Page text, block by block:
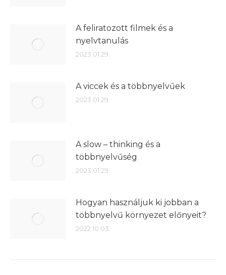
A feliratozott filmek és a
nyelvtanulás
2023.01.29.
A viccek és a többnyelvűek
2023.01.29.
A slow – thinking és a
többnyelvűség
2023.01.29.
Hogyan használjuk ki jobban a
többnyelvű környezet előnyeit?
2022.10.03.